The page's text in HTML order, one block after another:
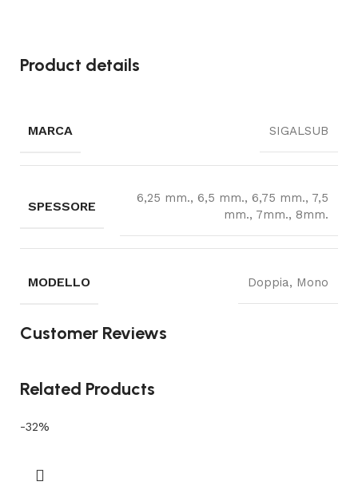
Product details
MARCA SIGALSUB
SPESSORE
6,25 mm., 6,5 mm., 6,75 mm., 7,5
mm., 7mm., 8mm.
MODELLO Doppia, Mono
Customer Reviews
Related Products
-32%